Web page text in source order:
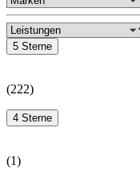
5 Sterne
(222)
4 Sterne
(1)